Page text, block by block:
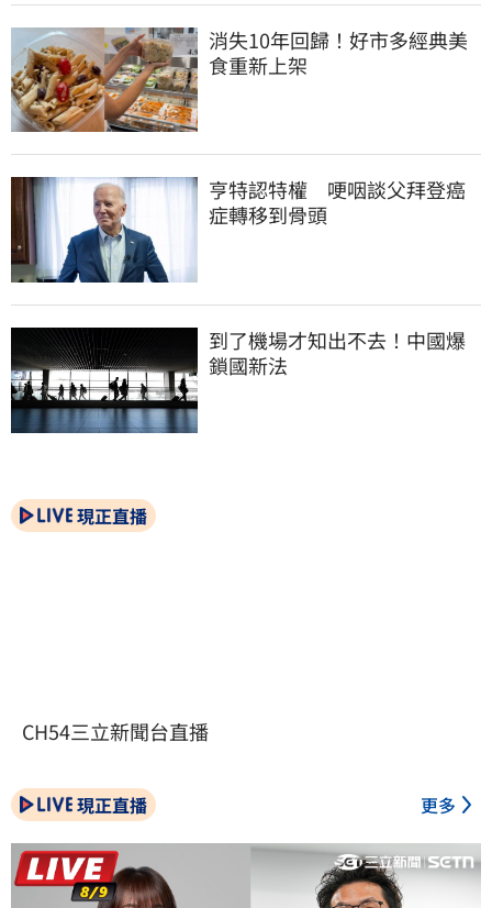
消失10年回歸！好市多經典美
食重新上架
亨特認特權　哽咽談父拜登癌
症轉移到骨頭
到了機場才知出不去！中國爆
鎖國新法
現正直播
CH54三立新聞台直播
現正直播 更多